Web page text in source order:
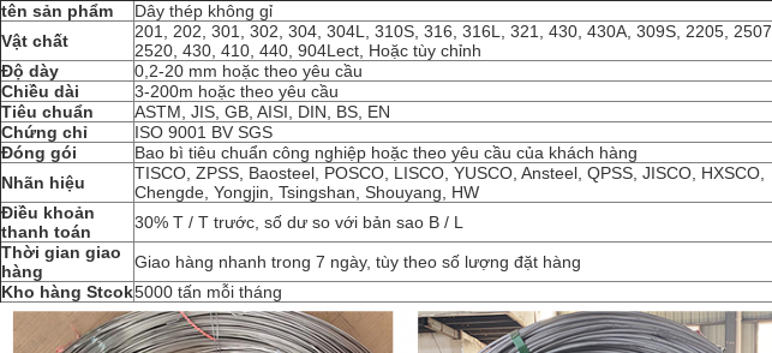
tên sản phẩm
Dây thép không gỉ
Vật chất
201, 202, 301, 302, 304, 304L, 310S, 316, 316L, 321, 430, 430A, 309S, 2205, 2507,
2520, 430, 410, 440, 904Lect, Hoặc tùy chỉnh
Độ dày
0,2-20 mm hoặc theo yêu cầu
Chiều dài
3-200m hoặc theo yêu cầu
Tiêu chuẩn
ASTM, JIS, GB, AISI, DIN, BS, EN
Chứng chỉ
ISO 9001 BV SGS
Đóng gói
Bao bì tiêu chuẩn công nghiệp hoặc theo yêu cầu của khách hàng
Nhãn hiệu
TISCO, ZPSS, Baosteel, POSCO, LISCO, YUSCO, Ansteel, QPSS, JISCO, HXSCO,
Chengde, Yongjin, Tsingshan, Shouyang, HW
Điều khoản
thanh toán
30% T / T trước, số dư so với bản sao B / L
Thời gian giao
hàng
Giao hàng nhanh trong 7 ngày, tùy theo số lượng đặt hàng
Kho hàng Stcok5000 tấn mỗi tháng